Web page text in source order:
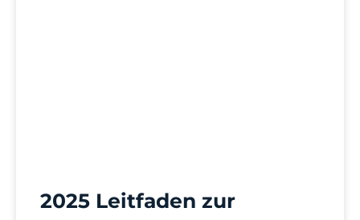
2025 Leitfaden zur